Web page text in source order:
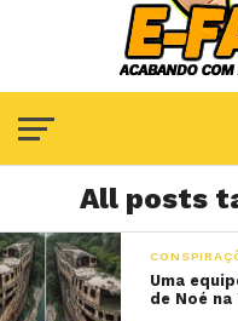
All posts
Uma
de Noé na